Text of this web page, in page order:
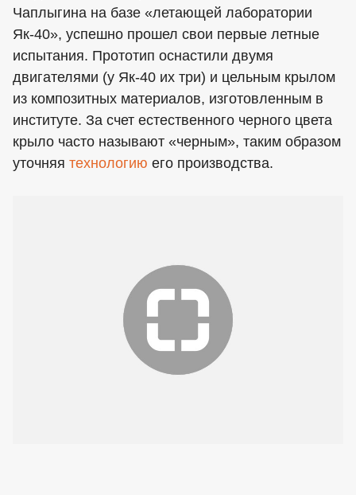
Чаплыгина на базе «летающей лаборатории
Як-40», успешно прошел свои первые летные
испытания. Прототип оснастили двумя
двигателями (у Як-40 их три) и цельным крылом
из композитных материалов, изготовленным в
институте. За счет естественного черного цвета
крыло часто называют «черным», таким образом
уточняя технологию его производства.